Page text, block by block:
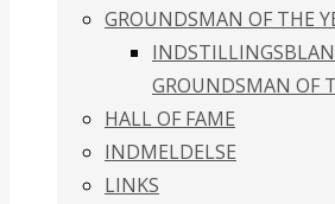
GROUNDSMAN OF THE
GROUNDSMAN OF
HALL OF FAME
INDMELDELSE
LINKS